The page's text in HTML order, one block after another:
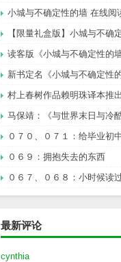
小城与不确定性的墙 在线阅
读客版《小城与不确定性的
新书定名《小城与不确定性的
０７０、０７１：给毕业初
０６９：拥抱失去的东西
０６７、０６８：小时候读
最新评论
cynthia